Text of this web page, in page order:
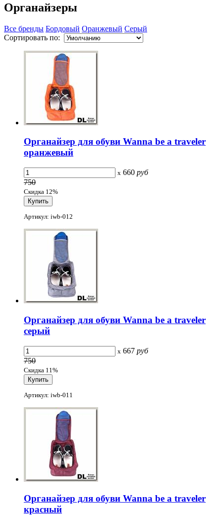
Органайзеры
Все бренды Бордовый Оранжевый Серый
Сортировать по:
Органайзер для обуви Wanna be a traveler
оранжевый
x 660 руб
750
Скидка 12%
Артикул: iwb-012
Органайзер для обуви Wanna be a traveler
серый
x 667 руб
750
Скидка 11%
Артикул: iwb-011
Органайзер для обуви Wanna be a traveler
красный